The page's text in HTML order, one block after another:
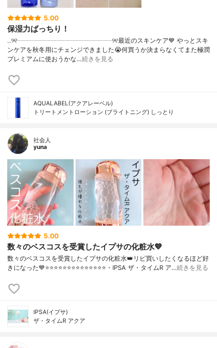
5.00
保湿力ばっちり！
..୨୧┈┈┈┈┈┈┈┈┈┈┈┈┈┈┈୨୧最近のスキンケア💙 やっとスキ
ンケアを秋冬用にチェンジできました😭何買うか決まらなくてまた極潤
プレミアムに使おうかな…続きを見る
AQUALABEL(アクアレーベル)
トリートメントローション (ブライトニング) しっとり
社会人
yuna
5.00
数々のベスコスを受賞したイプサの化粧水💙
数々のベスコスを受賞したイプサの化粧水👑リピ買いしたくなるほど好
きになった💙⭐️⭐️⭐️⭐️⭐️⭐️⭐️⭐️⭐️⭐️⭐️⭐️⭐️⭐️・IPSA ザ・タイムR ア…続きを見る
IPSA(イプサ)
ザ・タイムR アクア